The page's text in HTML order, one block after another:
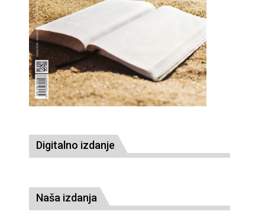
Digitalno izdanje
Naša izdanja